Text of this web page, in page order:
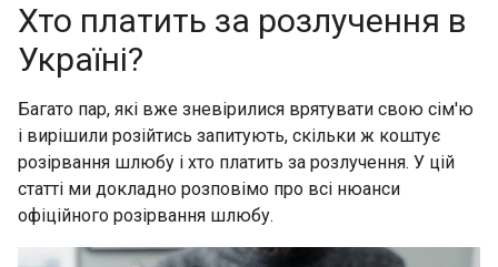
Хто платить за розлучення в
Україні?
Багато пар, які вже зневірилися врятувати свою сім'ю
і вирішили розійтись запитують, скільки ж коштує
розірвання шлюбу і хто платить за розлучення. У цій
статті ми докладно розповімо про всі нюанси
офіційного розірвання шлюбу.